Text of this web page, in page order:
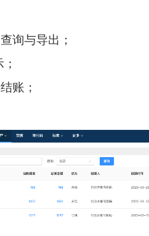
询与导出；
账；